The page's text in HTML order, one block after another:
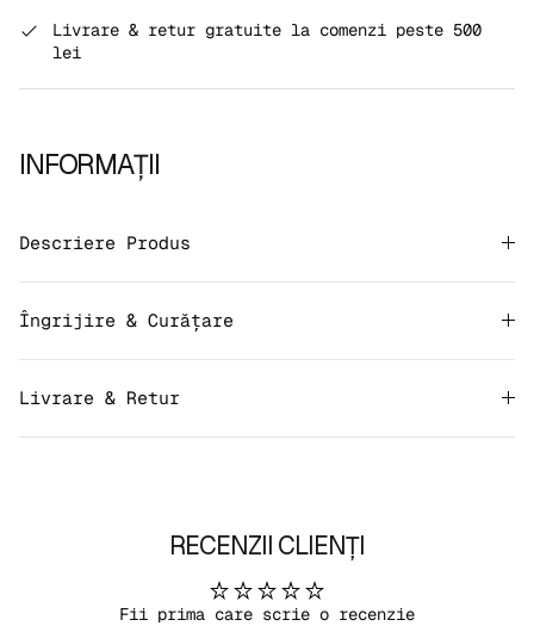
Livrare & retur gratuite la comenzi peste 500
lei
INFORMAȚII
Descriere Produs
Îngrijire & Curățare
Livrare & Retur
RECENZII CLIENȚI
Fii prima care scrie o recenzie